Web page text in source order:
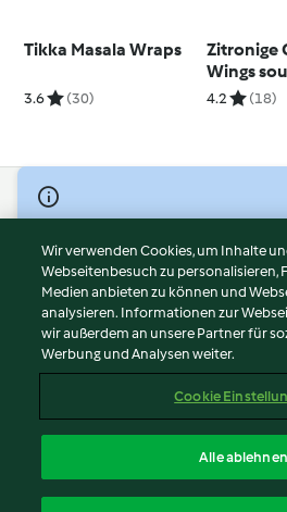
Tikka Masala Wraps
3.6 (30)
Zitronige
Wings
Erdäpfeln
4.2 (18)
© Copyright 2026
Nutzungsbedingungen
Datenschutzrichtlinien
Disclaimer
Impressum
Cookies
Abo kündigen
Erklärung zur Barrierefreiheit
Wir verwenden Cookies, um Inhalte
Webseitenbesuch zu personalisieren,
Medien anbieten zu können und
analysieren. Informationen zur
wir außerdem an unsere Partner für
Werbung und Analysen weiter.
Cookie
Alle ablehnen